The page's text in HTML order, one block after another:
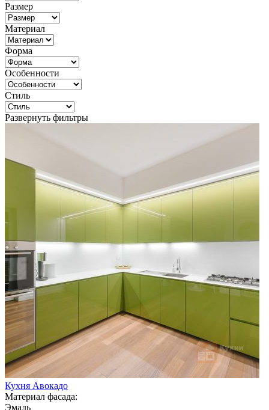
Размер
Материал
Форма
Особенности
Стиль
Развернуть фильтры
Кухня Авокадо
Материал фасада:
Эмаль